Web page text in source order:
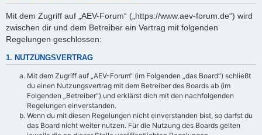
Mit dem Zugriff auf „AEV-Forum“ („https://www.aev-forum.de“) wird
zwischen dir und dem Betreiber ein Vertrag mit folgenden
Regelungen geschlossen:
1. NUTZUNGSVERTRAG
Mit dem Zugriff auf „AEV-Forum“ (im Folgenden „das Board“) schließt
du einen Nutzungsvertrag mit dem Betreiber des Boards ab (im
Folgenden „Betreiber“) und erklärst dich mit den nachfolgenden
Regelungen einverstanden.
Wenn du mit diesen Regelungen nicht einverstanden bist, so darfst du
das Board nicht weiter nutzen. Für die Nutzung des Boards gelten